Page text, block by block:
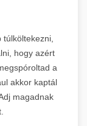
hogy azért
a
akkor kaptál
magadnak